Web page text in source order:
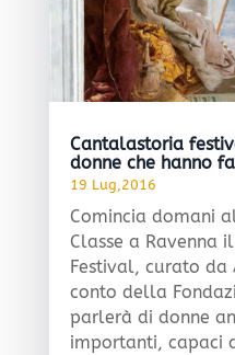
Cantalastoria
donne che hanno
19 Lug,2016
Comincia domani
Classe a Ravenna
Festival, curato da
conto della
parlerà di donne
importanti, capaci